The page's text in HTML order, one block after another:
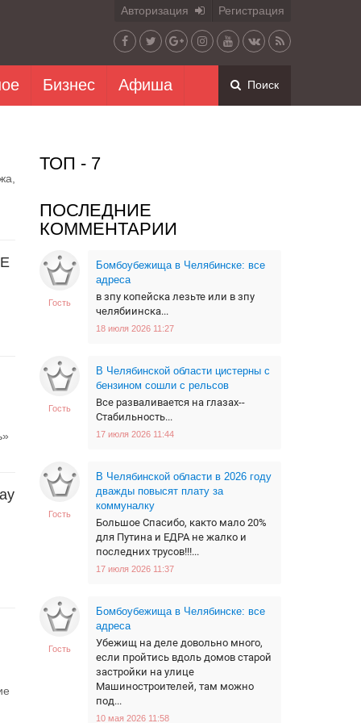
Авторизация Регистрация
Бизнес Афиша Поиск
ТОП - 7
ПОСЛЕДНИЕ
КОММЕНТАРИИ
Гость
Бомбоубежища в Челябинске: все
адреса
в зпу копейска лезьте или в зпу
челябиинска...
18 июля 2026 11:27
Гость
В Челябинской области цистерны с
бензином сошли с рельсов
Все разваливается на глазах--
Стабильность...
17 июля 2026 11:44
Гость
В Челябинской области в 2026 году
дважды повысят плату за
коммуналку
Большое Спасибо, както мало 20%
для Путина и ЕДРА не жалко и
последних трусов!!!...
17 июля 2026 11:37
Гость
Бомбоубежища в Челябинске: все
адреса
Убежищ на деле довольно много,
если пройтись вдоль домов старой
застройки на улице
Машиностроителей, там можно
под...
10 мая 2026 11:58